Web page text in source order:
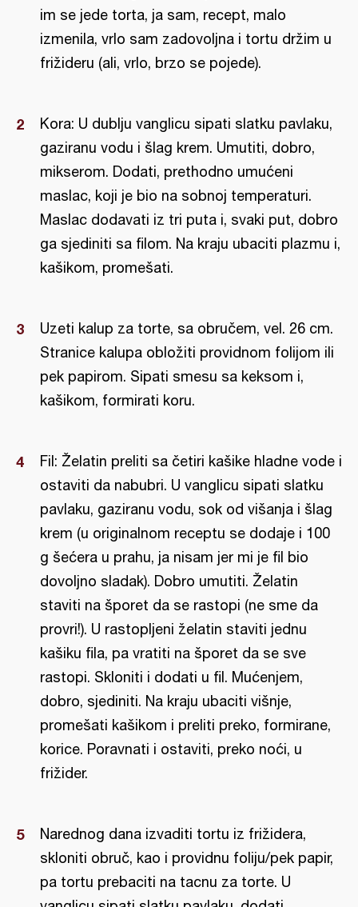
im se jede torta, ja sam, recept, malo
izmenila, vrlo sam zadovoljna i tortu držim u
frižideru (ali, vrlo, brzo se pojede).
Kora: U dublju vanglicu sipati slatku pavlaku,
gaziranu vodu i šlag krem. Umutiti, dobro,
mikserom. Dodati, prethodno umućeni
maslac, koji je bio na sobnoj temperaturi.
Maslac dodavati iz tri puta i, svaki put, dobro
ga sjediniti sa filom. Na kraju ubaciti plazmu i,
kašikom, promešati.
Uzeti kalup za torte, sa obručem, vel. 26 cm.
Stranice kalupa obložiti providnom folijom ili
pek papirom. Sipati smesu sa keksom i,
kašikom, formirati koru.
Fil: Želatin preliti sa četiri kašike hladne vode i
ostaviti da nabubri. U vanglicu sipati slatku
pavlaku, gaziranu vodu, sok od višanja i šlag
krem (u originalnom receptu se dodaje i 100
g šećera u prahu, ja nisam jer mi je fil bio
dovoljno sladak). Dobro umutiti. Želatin
staviti na šporet da se rastopi (ne sme da
provri!). U rastopljeni želatin staviti jednu
kašiku fila, pa vratiti na šporet da se sve
rastopi. Skloniti i dodati u fil. Mućenjem,
dobro, sjediniti. Na kraju ubaciti višnje,
promešati kašikom i preliti preko, formirane,
korice. Poravnati i ostaviti, preko noći, u
frižider.
Narednog dana izvaditi tortu iz frižidera,
skloniti obruč, kao i providnu foliju/pek papir,
pa tortu prebaciti na tacnu za torte. U